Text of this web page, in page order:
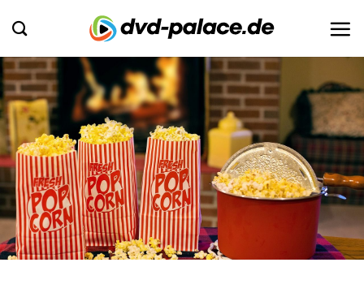
Inhalt
springen